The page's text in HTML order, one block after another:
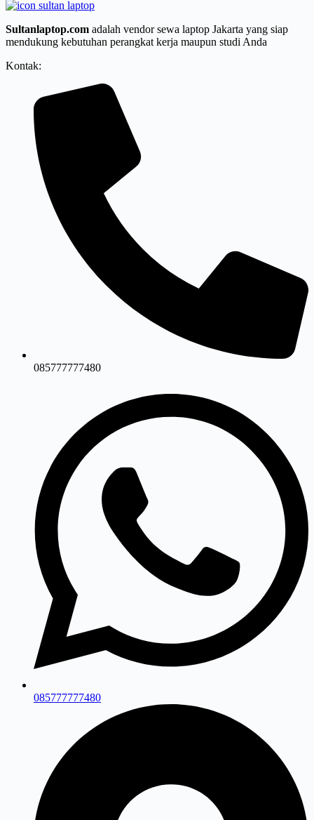
Sultanlaptop.com adalah vendor sewa laptop Jakarta yang siap
mendukung kebutuhan perangkat kerja maupun studi Anda
Kontak:
085777777480
085777777480